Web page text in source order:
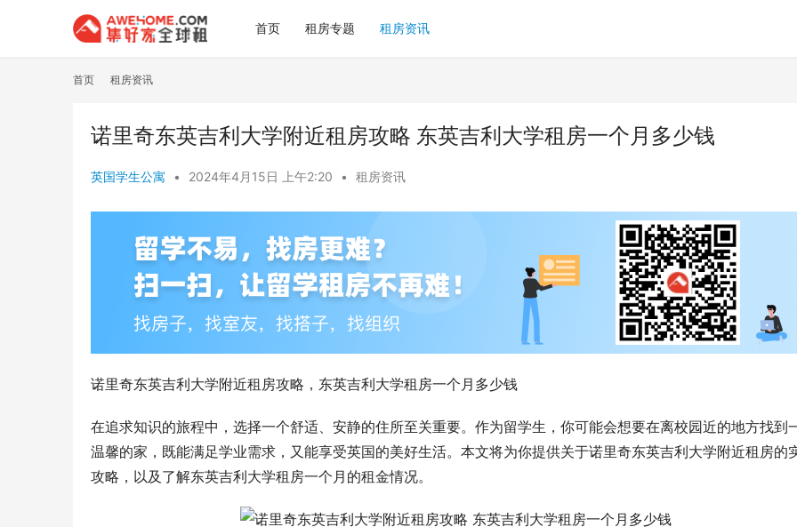
首页 租房专题 租房资讯
首页 租房资讯
诺里奇东英吉利大学附近租房攻略 东英吉利大学租房一个月多少钱
英国学生公寓 • 2024年4月15日 上午2:20 • 租房资讯
诺里奇东英吉利大学附近租房攻略，东英吉利大学租房一个月多少钱
在追求知识的旅程中，选择一个舒适、安静的住所至关重要。作为留学生，你可能会想要在离校园近的地方找到
温馨的家，既能满足学业需求，又能享受英国的美好生活。本文将为你提供关于诺里奇东英吉利大学附近租房的
攻略，以及了解东英吉利大学租房一个月的租金情况。